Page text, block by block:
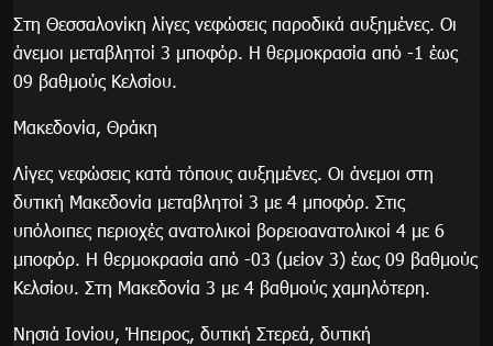
Στη Θεσσαλονίκη λίγες νεφώσεις παροδικά αυξημένες. Οι
άνεμοι μεταβλητοί 3 μποφόρ. Η θερμοκρασία από -1 έως
09 βαθμούς Κελσίου.
Μακεδονία, Θράκη
Λίγες νεφώσεις κατά τόπους αυξημένες. Οι άνεμοι στη
δυτική Μακεδονία μεταβλητοί 3 με 4 μποφόρ. Στις
υπόλοιπες περιοχές ανατολικοί βορειοανατολικοί 4 με 6
μποφόρ. Η θερμοκρασία από -03 (μείον 3) έως 09 βαθμούς
Κελσίου. Στη Μακεδονία 3 με 4 βαθμούς χαμηλότερη.
Νησιά Ιονίου, Ήπειρος, δυτική Στερεά, δυτική